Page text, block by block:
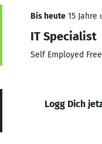
Bis heute 15 Jahre
IT Specialist
Self Employed
Logg Dich